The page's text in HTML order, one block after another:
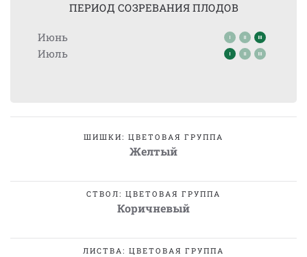
ПЕРИОД СОЗРЕВАНИЯ ПЛОДОВ
Июнь
Июль
ШИШКИ: ЦВЕТОВАЯ ГРУППА
Желтый
СТВОЛ: ЦВЕТОВАЯ ГРУППА
Коричневый
ЛИСТВА: ЦВЕТОВАЯ ГРУППА